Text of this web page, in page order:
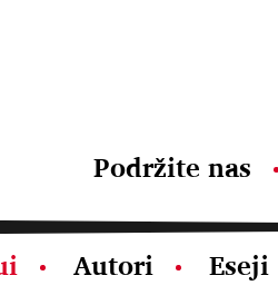
Podržite nas
Autori Eseji